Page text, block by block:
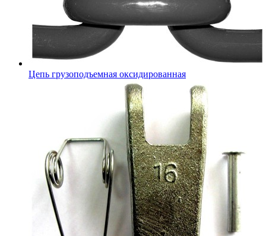
Цепь грузоподъемная оксидированная